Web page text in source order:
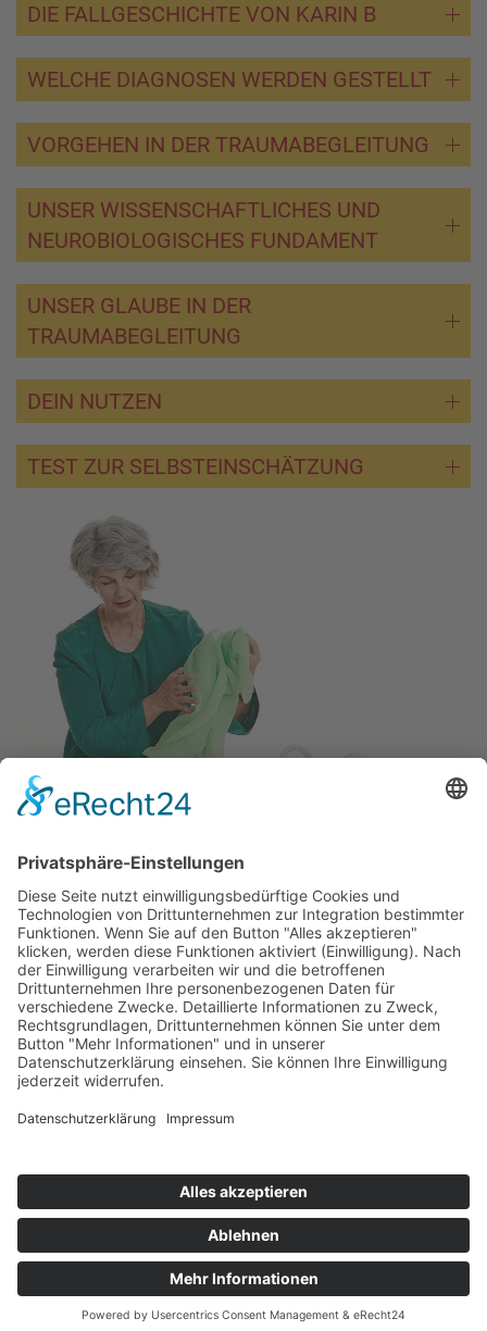
DIE FALLGESCHICHTE VON KARIN B
WELCHE DIAGNOSEN WERDEN GESTELLT
VORGEHEN IN DER TRAUMABEGLEITUNG
UNSER WISSENSCHAFTLICHES UND
NEUROBIOLOGISCHES FUNDAMENT
UNSER GLAUBE IN DER
TRAUMABEGLEITUNG
DEIN NUTZEN
TEST ZUR SELBSTEINSCHÄTZUNG
Impressum Datenschutz
Termin